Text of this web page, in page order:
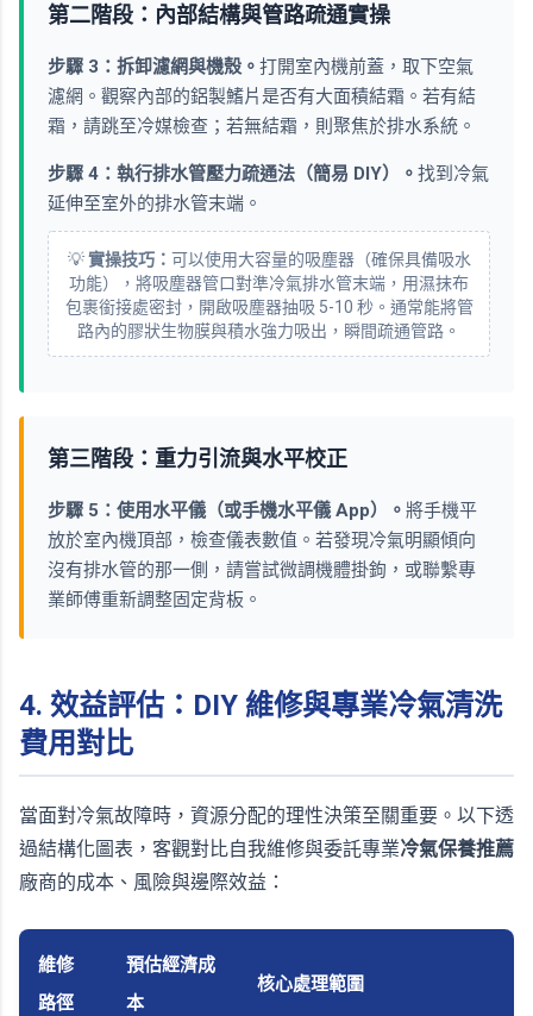
第二階段：內部結構與管路疏通實操
步驟 3：拆卸濾網與機殼。 打開室內機前蓋，取下空氣
濾網。觀察內部的鋁製鰭片是否有大面積結霜。若有結
霜，請跳至冷媒檢查；若無結霜，則聚焦於排水系統。
步驟 4：執行排水管壓力疏通法（簡易 DIY）。 找到冷氣
延伸至室外的排水管末端。
💡實操技巧： 可以使用大容量的吸塵器（確保具備吸水
功能），將吸塵器管口對準冷氣排水管末端，用濕抹布
包裹銜接處密封，開啟吸塵器抽吸 5-10 秒。通常能將管
路內的膠狀生物膜與積水強力吸出，瞬間疏通管路。
第三階段：重力引流與水平校正
步驟 5：使用水平儀（或手機水平儀 App）。 將手機平
放於室內機頂部，檢查儀表數值。若發現冷氣明顯傾向
沒有排水管的那一側，請嘗試微調機體掛鉤，或聯繫專
業師傅重新調整固定背板。
4. 效益評估：DIY 維修與專業冷氣清洗
費用對比
當面對冷氣故障時，資源分配的理性決策至關重要。以下透
過結構化圖表，客觀對比自我維修與委託專業冷氣保養推薦
廠商的成本、風險與邊際效益：
維修
路徑
預估經濟成
本
核心處理範圍